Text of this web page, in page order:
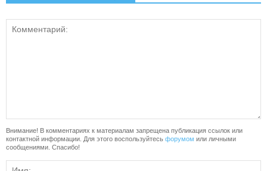
Внимание! В комментариях к материалам запрещена публикация ссылок или
контактной информации. Для этого воспользуйтесь форумом или личными
сообщениями. Спасибо!